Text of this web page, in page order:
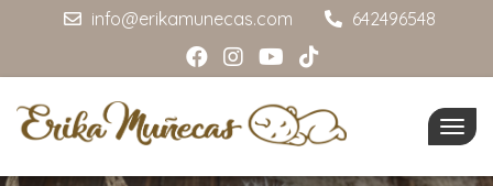
info@erikamunecas.com 642496548